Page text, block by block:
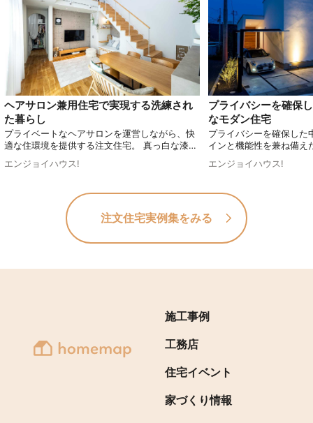
ヘアサロン兼用住宅で実現する洗練され
た暮らし
プライベートなヘアサロンを運営しながら、快
適な住環境を提供する注文住宅。 真っ白な漆喰
級感のあるデザインです。セカンドリビングと
だわりを感じさせる空間が広がります。居住性
と機能性のバランスが取れた理想の住まいで
エンジョイハウス!
プライバシーを確保
なモダン住宅
プライバシーを確保した
インと機能性を兼ね備え
キッチンなど、随所にこ
スペースを設け、明るく
現。都市部でもプライ
適でスタイリッシュな住
エンジョイハウス!
注文住宅実例集をみる
施工事例
工務店
住宅イベント
家づくり情報